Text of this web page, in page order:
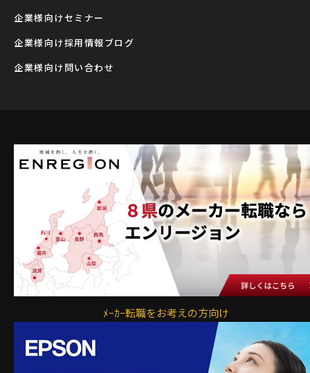
企業様向けセミナー
企業様向け採用情報ブログ
企業様向け問い合わせ
ﾒｰｶｰ転職をお考えの方向け